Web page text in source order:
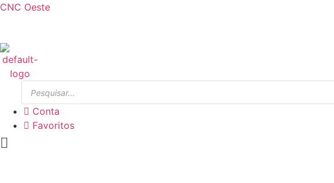
CNC Oeste
Products
search
Conta
Favoritos